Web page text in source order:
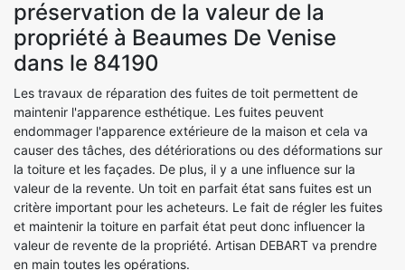
préservation de la valeur de la
propriété à Beaumes De Venise
dans le 84190
Les travaux de réparation des fuites de toit permettent de
maintenir l'apparence esthétique. Les fuites peuvent
endommager l'apparence extérieure de la maison et cela va
causer des tâches, des détériorations ou des déformations sur
la toiture et les façades. De plus, il y a une influence sur la
valeur de la revente. Un toit en parfait état sans fuites est un
critère important pour les acheteurs. Le fait de régler les fuites
et maintenir la toiture en parfait état peut donc influencer la
valeur de revente de la propriété. Artisan DEBART va prendre
en main toutes les opérations.